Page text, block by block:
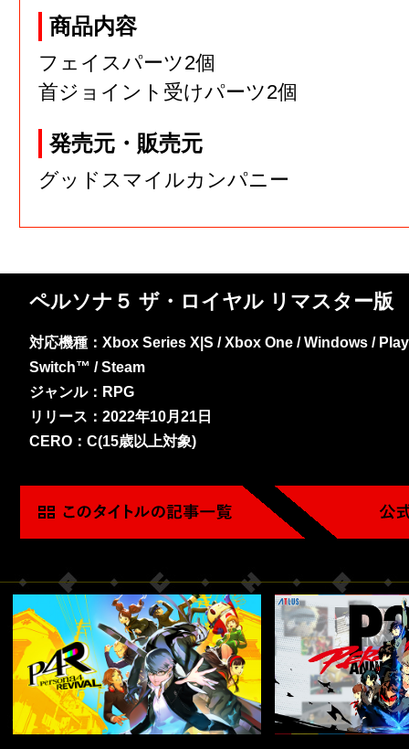
商品内容
フェイスパーツ2個
首ジョイント受けパーツ2個
発売元・販売元
グッドスマイルカンパニー
ペルソナ５ ザ・ロイヤル リマスター版
対応機種：Xbox Series X|S / Xbox One / Windows /
Switch™ / Steam
ジャンル：RPG
リリース：2022年10月21日
CERO：C(15歳以上対象)